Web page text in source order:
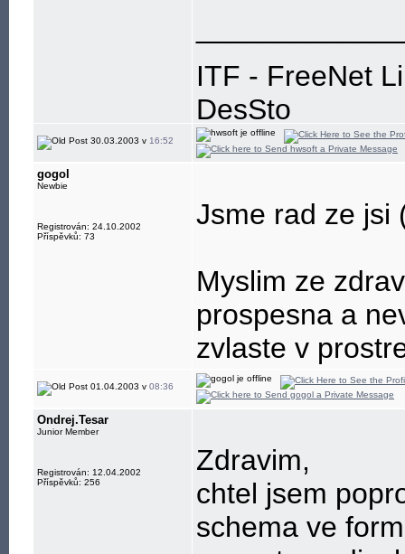
ITF - FreeNet
DesSto
jabber:
30.03.2003 v 16:52
gogol
Newbie
Registrován: 24.10.2002
Příspěvků: 73
Jsme rad ze jsi
Myslim ze
prospesna a
zvlaste v
01.04.2003 v 08:36
Ondrej.Tesar
Junior Member
Registrován: 12.04.2002
Příspěvků: 256
Zdravim,
chtel jsem
schema ve